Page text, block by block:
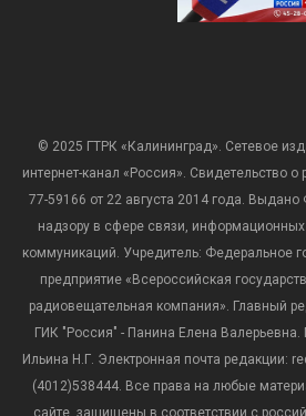
© 2025 ГТРК «Калининград». Сетевое
интернет-канал «Россия». Свидетельство
77-59166 от 22 августа 2014 года.
надзору в сфере связи,
коммуникаций. Учредитель: Федеральное
предприятие «Всероссийская
радиовещательная компания». Главный
ГИК "Россия" - Панина Елена Валерьевна.
Ильина Н.Г. Электронная почта редакции:
(4012)538444. Все права на любые
сайте, защищены в соответствии с